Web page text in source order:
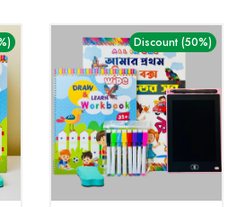
Discount (50%)